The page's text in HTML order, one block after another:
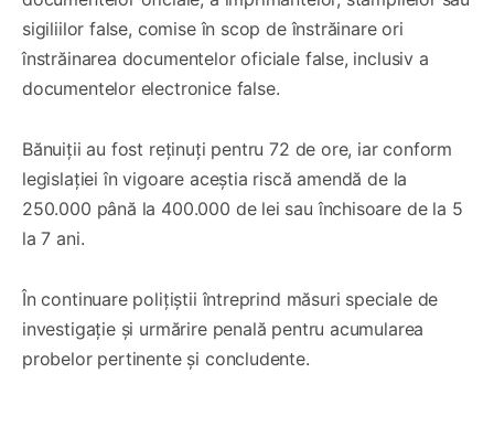
sigiliilor false, comise în scop de înstrăinare ori
înstrăinarea documentelor oficiale false, inclusiv a
documentelor electronice false.
Bănuiții au fost reținuți pentru 72 de ore, iar conform
legislației în vigoare aceștia riscă amendă de la
250.000 până la 400.000 de lei sau închisoare de la 5
la 7 ani.
În continuare polițiștii întreprind măsuri speciale de
investigație și urmărire penală pentru acumularea
probelor pertinente și concludente.